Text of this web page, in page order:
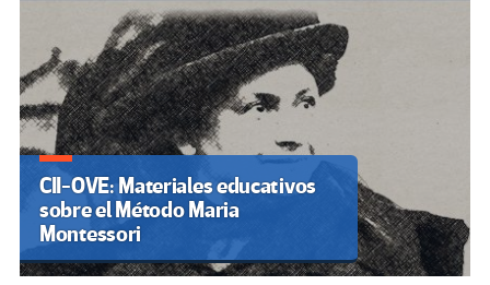
CII-OVE: Materiales educativos
sobre el Método Maria
Montessori